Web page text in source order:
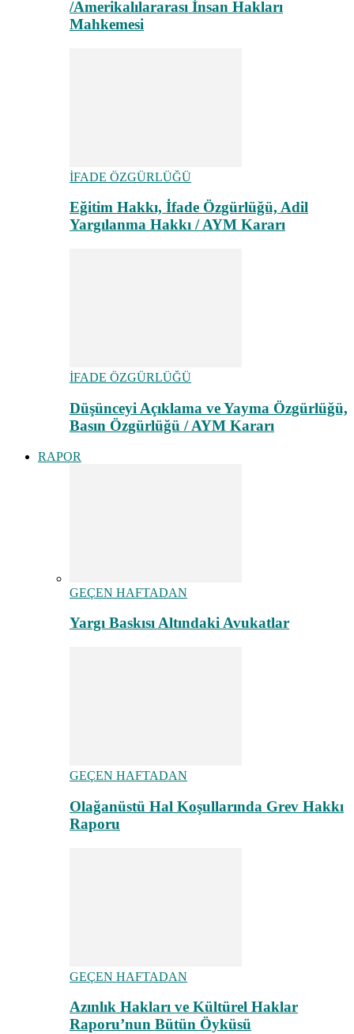
/Amerikalılararası İnsan Hakları
Mahkemesi
İFADE ÖZGÜRLÜĞÜ
Eğitim Hakkı, İfade Özgürlüğü, Adil
Yargılanma Hakkı / AYM Kararı
İFADE ÖZGÜRLÜĞÜ
Düşünceyi Açıklama ve Yayma Özgürlüğü,
Basın Özgürlüğü / AYM Kararı
RAPOR
GEÇEN HAFTADAN
Yargı Baskısı Altındaki Avukatlar
GEÇEN HAFTADAN
Olağanüstü Hal Koşullarında Grev Hakkı
Raporu
GEÇEN HAFTADAN
Azınlık Hakları ve Kültürel Haklar
Raporu’nun Bütün Öyküsü